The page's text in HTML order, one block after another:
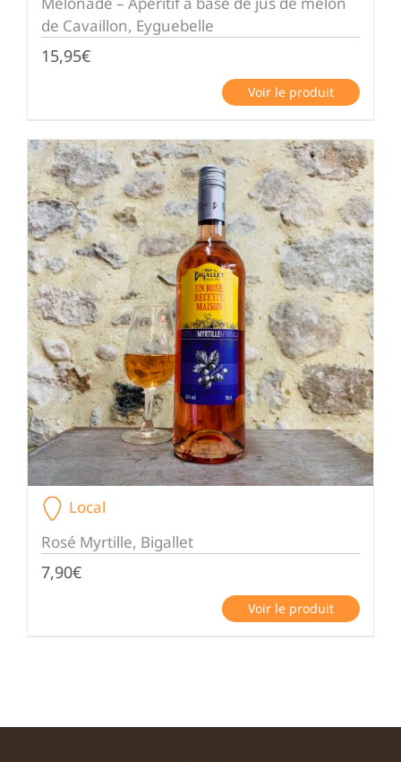
de Cavaillon, Eyguebelle
15,95€
Voir le produit
Local
Rosé Myrtille, Bigallet
7,90€
Voir le produit